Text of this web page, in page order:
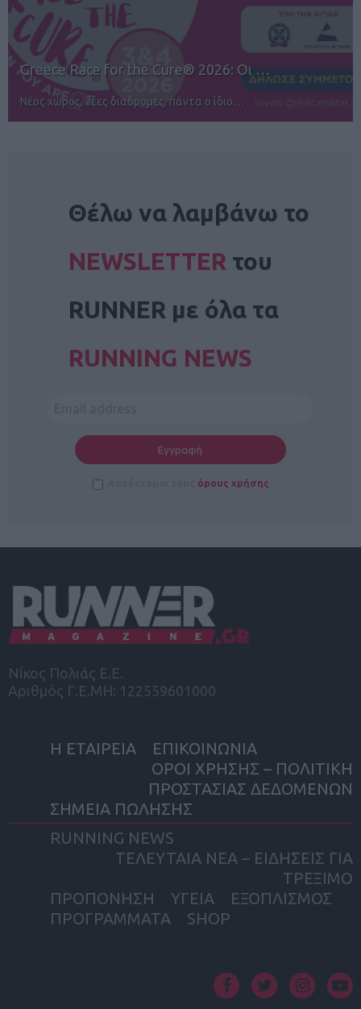
12ος TUI Rhodes Marathon: Άνοιγμα ε…
Αγώνες για όλους στην Ρόδο
Θέλω να λαμβάνω το
NEWSLETTER του
RUNNER με όλα τα
RUNNING NEWS
όρους χρήσης
Νίκος Πολιάς Ε.Ε.
Αριθμός Γ.Ε.ΜΗ: 122559601000
Η ΕΤΑΙΡΕΙΑ
ΕΠΙΚΟΙΝΩΝΙΑ
ΟΡΟΙ ΧΡΗΣΗΣ – ΠΟΛΙΤΙΚΗ
ΠΡΟΣΤΑΣΙΑΣ ΔΕΔΟΜΕΝΩΝ
ΣΗΜΕΙΑ ΠΩΛΗΣΗΣ
RUNNING NEWS
ΤΕΛΕΥΤΑΙΑ ΝΕΑ – ΕΙΔΗΣΕΙΣ ΓΙΑ
ΤΡΕΞΙΜΟ
ΠΡΟΠΟΝΗΣΗ
ΥΓΕΙΑ
ΕΞΟΠΛΙΣΜΟΣ
ΠΡΟΓΡΑΜΜΑΤΑ
SHOP